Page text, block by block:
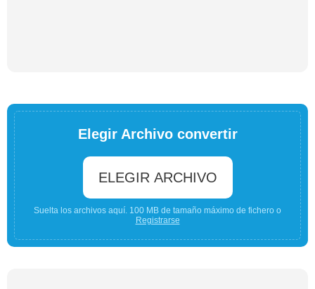
Elegir Archivo convertir
ELEGIR ARCHIVO
Suelta los archivos aquí. 100 MB de tamaño máximo de fichero o
Registrarse